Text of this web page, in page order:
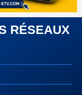
RÉSEAUX